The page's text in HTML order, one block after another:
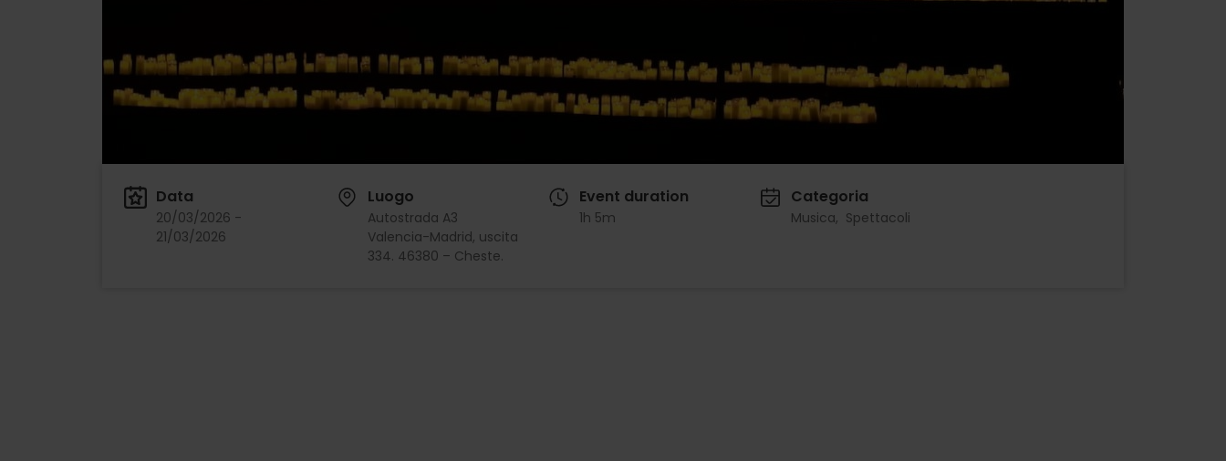
Data
20/03/2026 -
21/03/2026
Luogo
Autostrada A3
Valencia-Madrid, uscita
334. 46380 – Cheste.
Event duration
1h 5m
Categoria
Musica Spettacoli